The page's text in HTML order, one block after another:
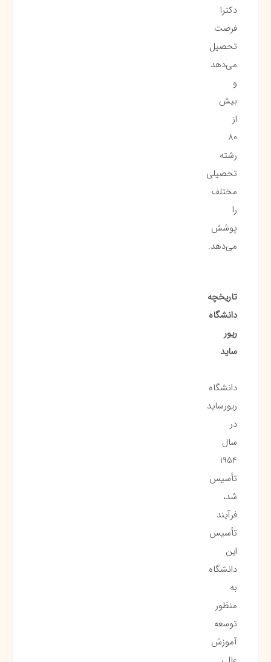
دکترا
فرصت
تحصیل
می‌دهد
و
بیش
از
80
رشته
تحصیلی
مختلف
را
پوشش
می‌دهد.
تاریخچه
دانشگاه
ریور
ساید
دانشگاه
ریورساید
در
سال
1954
تأسیس
شد،
فرآیند
تأسیس
این
دانشگاه
به
منظور
توسعه
آموزش